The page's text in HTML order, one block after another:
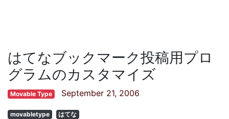
はてなブックマーク投稿用プロ
グラムのカスタマイズ
Movable Type September 21, 2006
movabletype はてな